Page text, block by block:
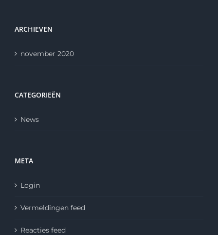
ARCHIEVEN
november 2020
CATEGORIEËN
News
META
Login
Vermeldingen feed
Reacties feed